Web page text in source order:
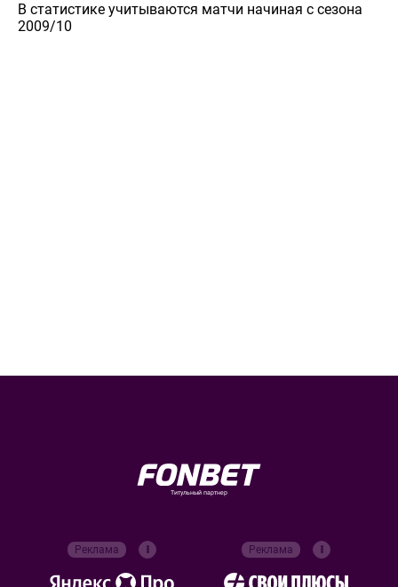
В статистике учитываются матчи начиная с сезона
2009/10
Титульный партнер
Реклама Реклама